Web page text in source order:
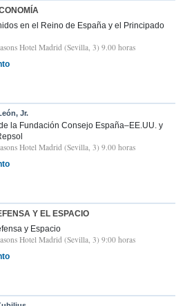
en el Reino de España y el Principado
Hotel Madrid (Sevilla, 3) 9.00 horas
Jr.
la Fundación Consejo España–EE.UU. y
Hotel Madrid (Sevilla, 3) 9.00 horas
Y EL ESPACIO
y Espacio
Hotel Madrid (Sevilla, 3) 9:00 horas